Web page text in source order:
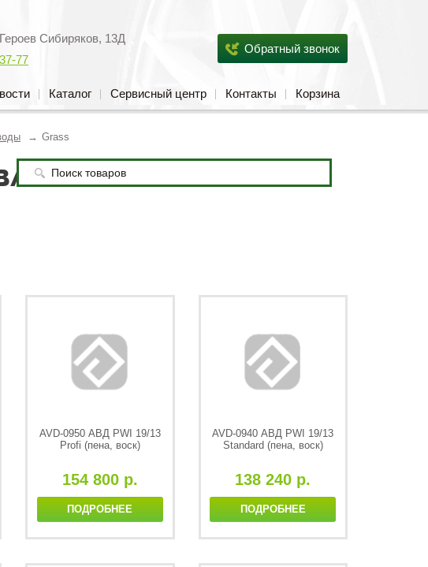
Сибиряков, 13Д
77
Обратный звонок
Каталог Сервисный центр Контакты Корзина
Grass
AVD-0950 АВД PWI 19/13
Profi (пена, воск)
154 800 р.
ПОДРОБНЕЕ
AVD-0940 АВД PWI 19/13
Standard (пена, воск)
138 240 р.
ПОДРОБНЕЕ